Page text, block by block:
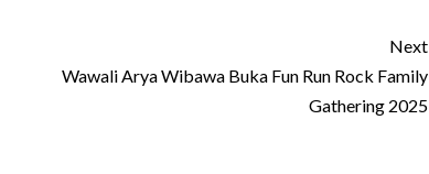
Next
Wawali Arya Wibawa Buka Fun Run Rock Family
Gathering 2025